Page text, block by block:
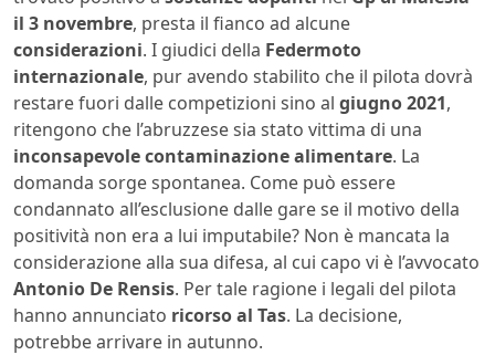
il 3 novembre, presta il fianco ad alcune
considerazioni. I giudici della Federmoto
internazionale, pur avendo stabilito che il pilota dovrà
restare fuori dalle competizioni sino al giugno 2021,
ritengono che l’abruzzese sia stato vittima di una
inconsapevole contaminazione alimentare. La
domanda sorge spontanea. Come può essere
condannato all’esclusione dalle gare se il motivo della
positività non era a lui imputabile? Non è mancata la
considerazione alla sua difesa, al cui capo vi è l’avvocato
Antonio De Rensis. Per tale ragione i legali del pilota
hanno annunciato ricorso al Tas. La decisione,
potrebbe arrivare in autunno.